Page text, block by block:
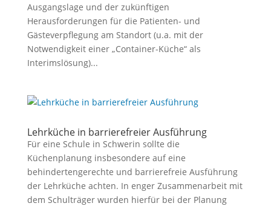
Ausgangslage und der zukünftigen
Herausforderungen für die Patienten- und
Gästeverpflegung am Standort (u.a. mit der
Notwendigkeit einer „Container-Küche“ als
Interimslösung)...
Lehrküche in barrierefreier Ausführung
Für eine Schule in Schwerin sollte die
Küchenplanung insbesondere auf eine
behindertengerechte und barrierefreie Ausführung
der Lehrküche achten. In enger Zusammenarbeit mit
dem Schulträger wurden hierfür bei der Planung